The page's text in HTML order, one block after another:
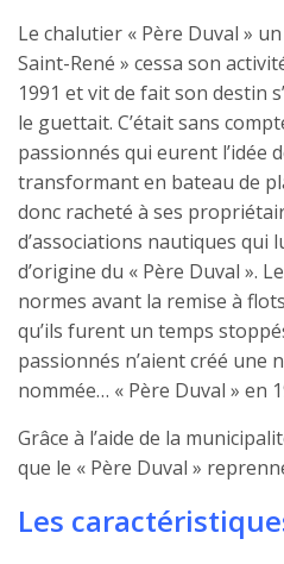
Le chalutier « Père Duval »
Saint-René » cessa son
1991 et vit de fait son destin
le guettait. C’était sans
passionnés qui eurent l’idée
transformant en bateau de
donc racheté à ses
d’associations nautiques qui
d’origine du « Père Duval ».
normes avant la remise à
qu’ils furent un temps
passionnés n’aient créé une
nommée… « Père Duval » en
Grâce à l’aide de la
que le « Père Duval »
Les